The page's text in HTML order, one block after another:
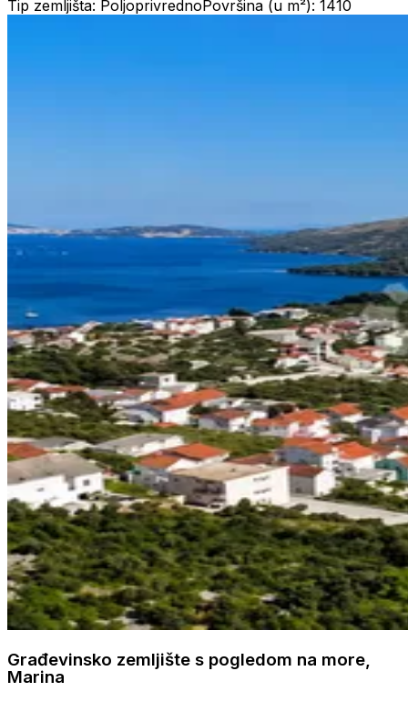
Tip zemljišta: PoljoprivrednoPovršina (u m²): 1410
Građevinsko zemljište s pogledom na more,
Marina